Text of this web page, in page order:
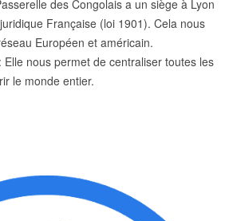
des Congolais a un siège à Lyon
Française (loi 1901). Cela nous
Européen et américain.
Elle nous permet de centraliser toutes les
le monde entier.